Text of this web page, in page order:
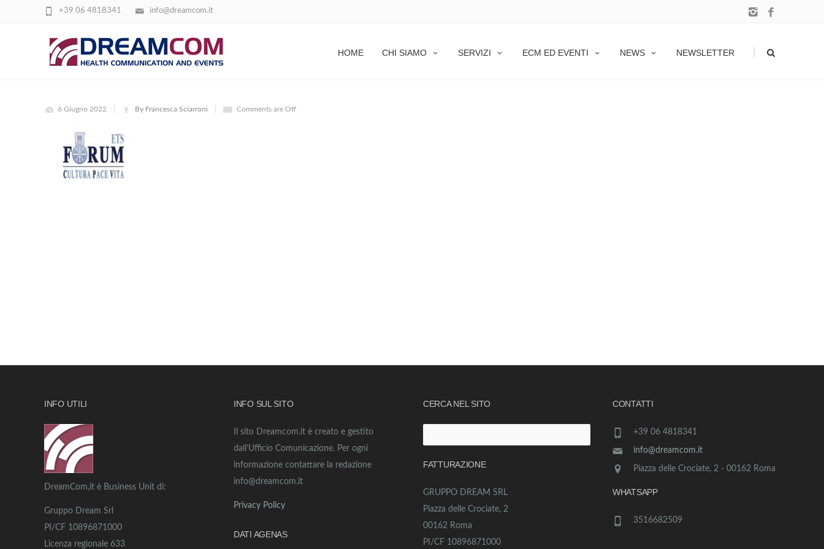
info@dreamcom.it
+39 06 4818341
HOME CHI SIAMO SERVIZI ECM ED EVENTI NEWS NEWSLETTER
FORUM
6 Giugno 2022 By Francesca Sciarroni Comments are Off
INFO UTILI
DreamCom,it è Business Unit di:
Gruppo Dream Srl
PI/CF 10896871000
Licenza regionale 633
INFO SUL SITO
Il sito Dreamcom.it è creato e gestito
dall’Ufficio Comunicazione. Per ogni
informazione contattare la redazione
info@dreamcom.it
Privacy Policy
DATI AGENAS
CERCA NEL SITO
per:
FATTURAZIONE
GRUPPO DREAM SRL
Piazza delle Crociate, 2
00162 Roma
PI/CF 10896871000
CONTATTI
+39 06 4818341
info@dreamcom.it
Piazza delle Crociate, 2 - 00162 Roma
WHATSAPP
3516682509